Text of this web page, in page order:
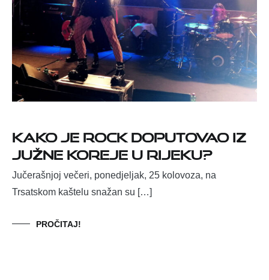
Kako je rock doputovao iz
Južne Koreje u Rijeku?
Jučerašnjoj večeri, ponedjeljak, 25 kolovoza, na
Trsatskom kaštelu snažan su […]
PROČITAJ!